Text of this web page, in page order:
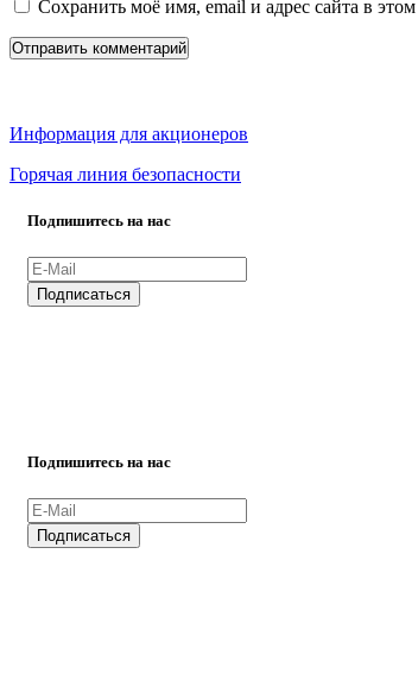
Сохранить моё имя, email и адрес сайта в
Информация для акционеров
Горячая линия безопасности
Подпишитесь на нас
Подпишитесь на нас